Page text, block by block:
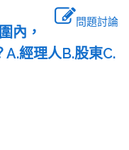
問題討論
內，
經理人B.股東C.